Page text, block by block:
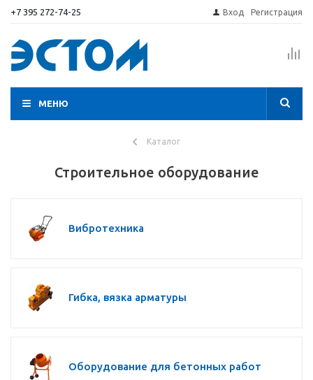
+7 395 272-74-25 Вход Регистрация
МЕНЮ
Каталог
Строительное оборудование
Вибротехника
Гибка, вязка арматуры
Оборудование для бетонных работ